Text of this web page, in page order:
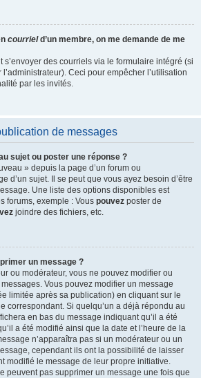
courrield’un membre, on me demande de me
s’envoyer des courriels via le formulaire intégré (si
Ceci pour empêcher l’utilisation
par les invités.
de messages
sujet ou poster une réponse ?
» depuis la page d’un forum ou
d’un sujet. Il se peut que vous ayez besoin d’être
Une liste des options disponibles est
forums, exemple : Vous pouvez poster de
joindre des fichiers, etc.
un message ?
ou modérateur, vous ne pouvez modifier ou
Vous pouvez modifier un message
limitée après sa publication) en cliquant sur le
correspondant. Si quelqu’un a déjà répondu au
en bas du message indiquant qu’il a été
a été modifié ainsi que la date et l’heure de la
n’apparaîtra pas si un modérateur ou un
cependant ils ont la possibilité de laisser
modifié le message de leur propre initiative.
peuvent pas supprimer un message une fois que